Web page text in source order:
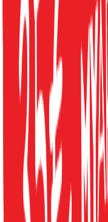
2. Rezervujte
recepcii, telefonicky
3. Vyzdvihnite si kôš
Kde si kôš
Hotel Kukučka
– Tat.
Hotel Ovruč– Št. Pleso
Wellness Hotel
Tatry Holiday Resort
–
Koliba Kamzík – St.